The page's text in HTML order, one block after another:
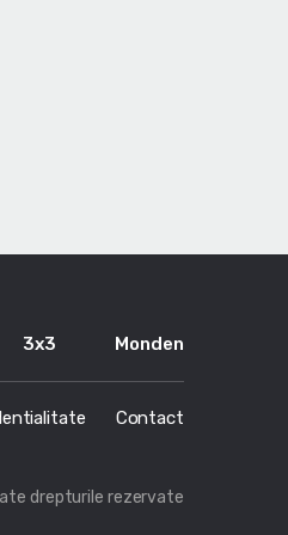
3x3 Monden
Contact
drepturile rezervate